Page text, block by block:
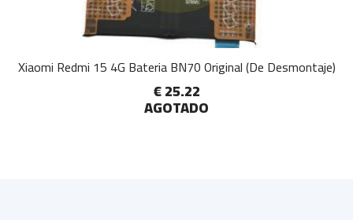
Xiaomi Redmi 15 4G Bateria BN70 Original (De Desmontaje)
€ 25.22
AGOTADO